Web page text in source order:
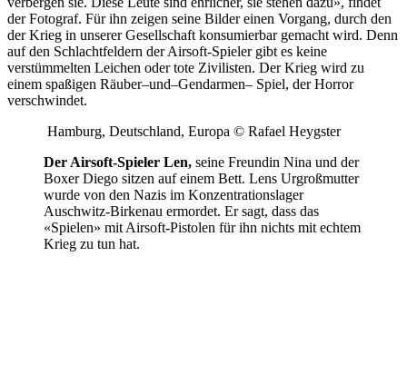
der Fotograf. Für ihn zeigen seine Bilder einen Vorgang, durch den
der Krieg in unserer Gesellschaft konsumierbar gemacht wird. Denn
auf den Schlachtfeldern der Airsoft-Spieler gibt es keine
verstümmelten Leichen oder tote Zivilisten. Der Krieg wird zu
einem spaßigen Räuber–und–Gendarmen– Spiel, der Horror
verschwindet.
Hamburg, Deutschland, Europa © Rafael Heygster
Der Airsoft-Spieler Len, seine Freundin Nina und der
Boxer Diego sitzen auf einem Bett. Lens Urgroßmutter
wurde von den Nazis im Konzentrationslager
Auschwitz-Birkenau ermordet. Er sagt, dass das
«Spielen» mit Airsoft-Pistolen für ihn nichts mit echtem
Krieg zu tun hat.